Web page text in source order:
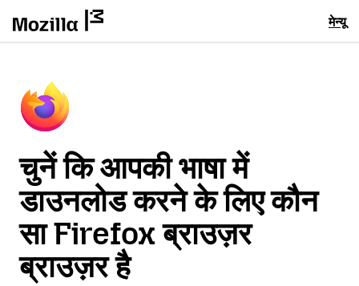
मेन्यू
चुनें कि आपकी भाषा में
डाउनलोड करने के लिए कौन
सा Firefox ब्राउज़र
ब्राउज़र है